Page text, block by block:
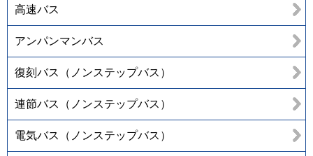
高速バス
アンパンマンバス
復刻バス（ノンステップバス）
連節バス（ノンステップバス）
電気バス（ノンステップバス）